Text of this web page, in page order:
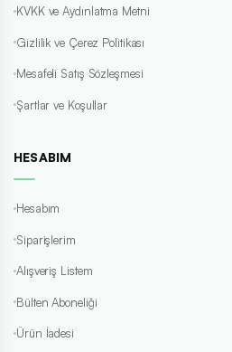
KVKK ve Aydınlatma Metni
Gizlilik ve Çerez Politikası
Mesafeli Satış Sözleşmesi
Şartlar ve Koşullar
HESABIM
Hesabım
Siparişlerim
Alışveriş Listem
Bülten Aboneliği
Ürün İadesi